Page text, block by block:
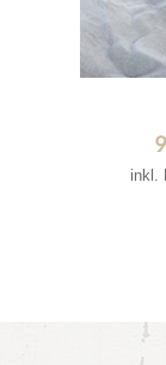
inkl.